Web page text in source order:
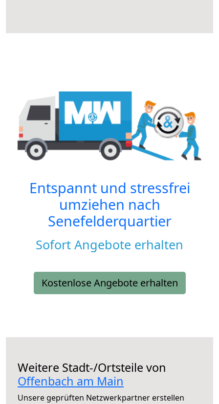
Entspannt und stressfrei
umziehen nach
Senefelderquartier
Sofort Angebote erhalten
Kostenlose Angebote erhalten
Weitere Stadt-/Ortsteile von
Offenbach am Main
Unsere geprüften Netzwerkpartner erstellen